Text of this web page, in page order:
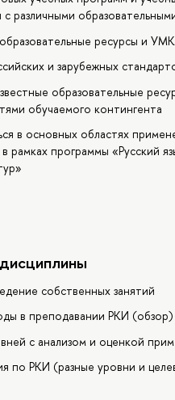
различными
ресурсы и
и зарубежных
образовательные
обучаемого контингента
в основных областях
рамках программы «Русский
собственных занятий
в преподавании РКИ (обзор)
с анализом и оценкой
по РКИ (разные уровни и